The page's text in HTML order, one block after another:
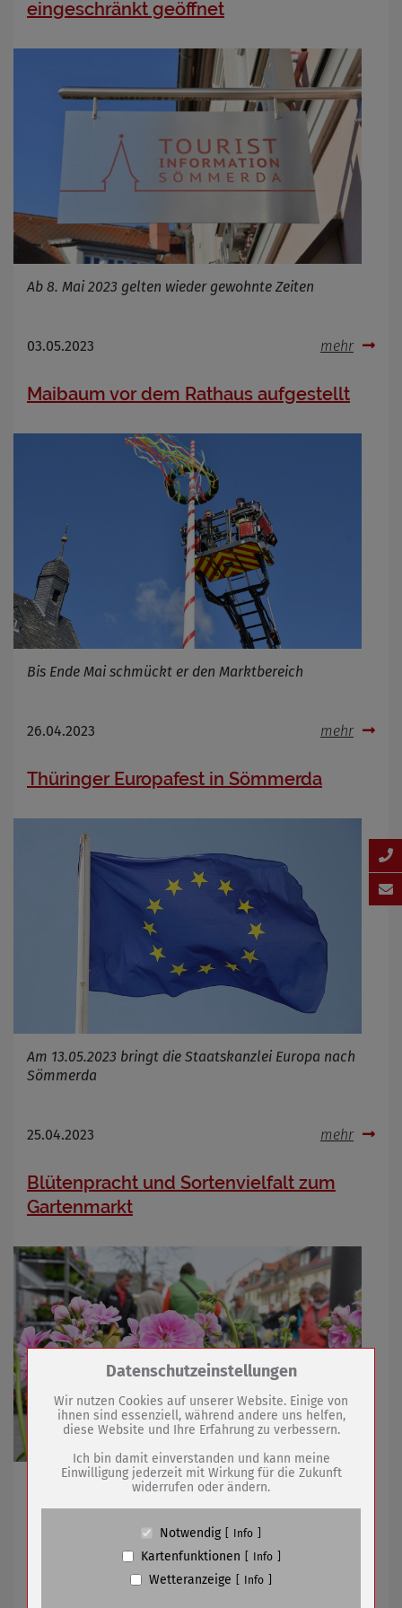
eingeschränkt geöffnet
Ab 8. Mai 2023 gelten wieder gewohnte Zeiten
03.05.2023 mehr
Maibaum vor dem Rathaus aufgestellt
Bis Ende Mai schmückt er den Marktbereich
26.04.2023 mehr
Thüringer Europafest in Sömmerda
Am 13.05.2023 bringt die Staatskanzlei Europa nach
Sömmerda
25.04.2023 mehr
Blütenpracht und Sortenvielfalt zum
Gartenmarkt
Große Händlerschar breitet Ende April in der
Zum Betrieb der Seite notwendige Cookies /
Name
PHP Session Cookie
Anbieter
Eigentümer dieser Website (Wenko-
Wenselaar GmbH & Co. KG)
Absicherung Kontaktformular / SPAM
Cookiespeicherung Entscheidungscookie
Datenschutzeinstellungen
Wir nutzen Cookies auf unserer Website. Einige von
ihnen sind essenziell, während andere uns helfen,
diese Website und Ihre Erfahrung zu verbessern.
Ich bin damit einverstanden und kann meine
Einwilligung jederzeit mit Wirkung für die Zukunft
widerrufen oder ändern.
Notwendig Info
Kartenfunktionen Info
Wetteranzeige Info